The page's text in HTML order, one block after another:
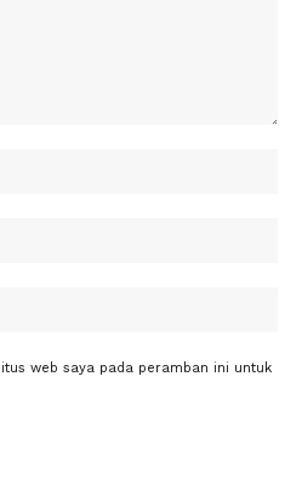
web saya pada peramban ini untuk